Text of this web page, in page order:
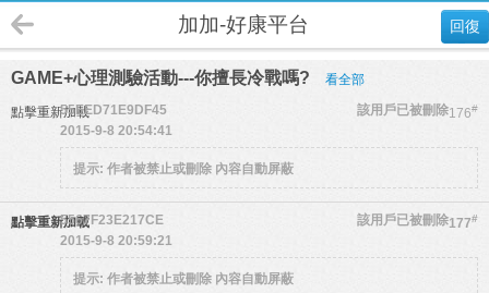
回復
加加-好康平台
GAME+心理測驗活動---你擅長冷戰嗎? 看全部
點擊重新加載 176#
55EED71E9DF45
該用戶已被刪除
2015-9-8 20:54:41
提示: 作者被禁止或刪除 內容自動屏蔽
點擊重新加載 177#
5567F23E217CE
該用戶已被刪除
2015-9-8 20:59:21
提示: 作者被禁止或刪除 內容自動屏蔽